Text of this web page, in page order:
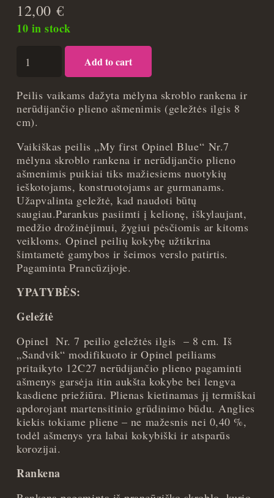
12,00€
10 in stock
peilis
first
Opinel
Nr.7
mėlyna
rankena
quantity
Add to cart
Peilis vaikams dažyta mėlyna skroblo rankena ir
nerūdijančio plieno ašmenimis (geležtės ilgis 8
cm).
Vaikiškas peilis „My first Opinel Blue“ Nr.7
mėlyna skroblo rankena ir nerūdijančio plieno
ašmenimis puikiai tiks mažiesiems nuotykių
ieškotojams, konstruotojams ar gurmanams.
Užapvalinta geležtė, kad naudoti būtų
saugiau.Parankus pasiimti į kelionę, iškylaujant,
medžio drožinėjimui, žygiui pėsčiomis ar kitoms
veikloms. Opinel peilių kokybę užtikrina
šimtametė gamybos ir šeimos verslo patirtis.
Pagaminta Prancūzijoje.
YPATYBĖS:
Geležtė
Opinel Nr. 7 peilio geležtės ilgis – 8 cm. Iš
„Sandvik“ modifikuoto ir Opinel peiliams
pritaikyto 12C27 nerūdijančio plieno pagaminti
ašmenys garsėja itin aukšta kokybe bei lengva
kasdiene priežiūra. Plienas kietinamas jį termiškai
apdorojant martensitinio grūdinimo būdu. Anglies
kiekis tokiame pliene – ne mažesnis nei 0,40 %,
todėl ašmenys yra labai kokybiški ir atsparūs
korozijai.
Rankena